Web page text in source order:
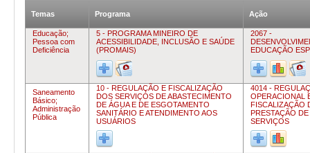
Temas Programa Ação
Educação;
Pessoa com
Deficiência
5 - PROGRAMA MINEIRO DE
ACESSIBILIDADE, INCLUSÃO E SAÚDE
(PROMAIS)
2067 -
EDUCAÇÃO
Saneamento
Básico;
Administração
Pública
10 - REGULAÇÃO E FISCALIZAÇÃO
DOS SERVIÇOS DE ABASTECIMENTO
DE ÁGUA E DE ESGOTAMENTO
SANITÁRIO E ATENDIMENTO AOS
USUÁRIOS
4014 -
OPERACIONAL
FISCALIZAÇÃO
PRESTAÇÃO DE
SERVIÇOS